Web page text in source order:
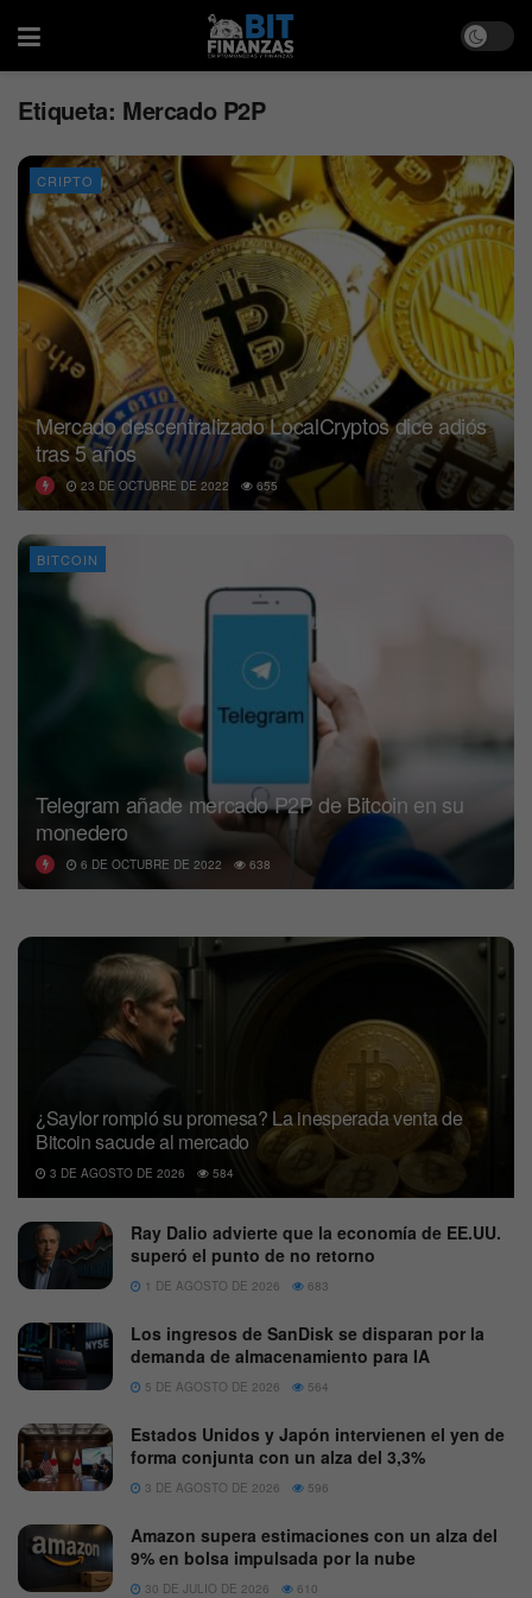
Etiqueta: Mercado P2P
CRIPTO
Mercado descentralizado LocalCryptos dice adiós
tras 5 años
23 DE OCTUBRE DE 2022 655
BITCOIN
Telegram añade mercado P2P de Bitcoin en su
monedero
6 DE OCTUBRE DE 2022 638
¿Saylor rompió su promesa? La inesperada venta de
Bitcoin sacude al mercado
3 DE AGOSTO DE 2026 584
Ray Dalio advierte que la economía de EE.UU.
superó el punto de no retorno
1 DE AGOSTO DE 2026 683
Los ingresos de SanDisk se disparan por la
demanda de almacenamiento para IA
5 DE AGOSTO DE 2026 564
Estados Unidos y Japón intervienen el yen de
forma conjunta con un alza del 3,3%
3 DE AGOSTO DE 2026 596
Amazon supera estimaciones con un alza del
9% en bolsa impulsada por la nube
30 DE JULIO DE 2026 610